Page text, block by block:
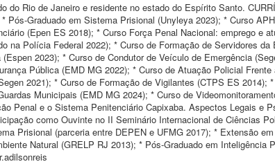
do Rio de Janeiro e residente no estado do Espírito Santo.
Pós-Graduado em Sistema Prisional (Unyleya 2023); * Curso
(Epen ES 2018); * Curso Força Penal Nacional: emprego e
na Polícia Federal 2022); * Curso de Formação de Servidores
2023); * Curso de Condutor de Veículo de Emergência
Pública (EMD MG 2022); * Curso de Atuação Policial
2021); * Curso de Formação de Vigilantes (CTPS ES 2014);
Municipais (EMD MG 2024); * Curso de
Penal e o Sistema Penitenciário Capixaba. Aspectos Legais e
como Ouvinte no II Seminário Internacional de Ciências
Prisional (parceria entre DEPEN e UFMG 2017); * Extensão
Natural (GRELP RJ 2013); * Pós-Graduado em Inteligência